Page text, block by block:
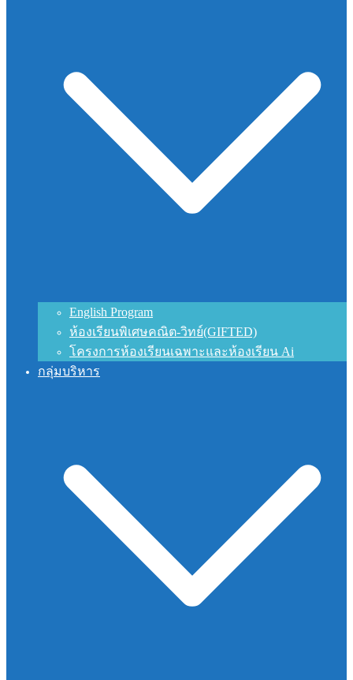
English Program
ห้องเรียนพิเศษคณิต-วิทย์(GIFTED)
โครงการห้องเรียนเฉพาะและห้องเรียน Ai
กลุ่มบริหาร